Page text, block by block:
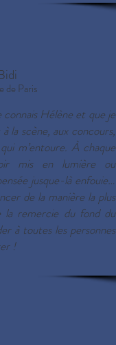
de Paris
connais Hélène et que je
la scène, aux concours,
m’entoure. À chaque
mis en lumière ou
jusque-là enfouie…
de la manière la plus
la remercie du fond du
à toutes les personnes
!